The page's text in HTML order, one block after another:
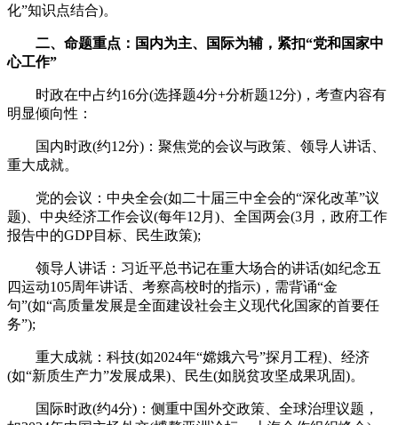
化”知识点结合)。
二、命题重点：国内为主、国际为辅，紧扣“党和国家中
心工作”
时政在中占约16分(选择题4分+分析题12分)，考查内容有
明显倾向性：
国内时政(约12分)：聚焦党的会议与政策、领导人讲话、
重大成就。
党的会议：中央全会(如二十届三中全会的“深化改革”议
题)、中央经济工作会议(每年12月)、全国两会(3月，政府工作
报告中的GDP目标、民生政策);
领导人讲话：习近平总书记在重大场合的讲话(如纪念五
四运动105周年讲话、考察高校时的指示)，需背诵“金
句”(如“高质量发展是全面建设社会主义现代化国家的首要任
务”);
重大成就：科技(如2024年“嫦娥六号”探月工程)、经济
(如“新质生产力”发展成果)、民生(如脱贫攻坚成果巩固)。
国际时政(约4分)：侧重中国外交政策、全球治理议题，